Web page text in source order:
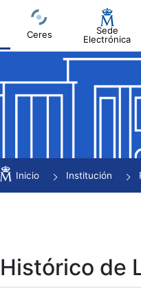
Ceres
Sede
Electrónica
Mostrar/Ocultar
Mostrar/Ocultar
Mostrar/Ocultar
Inicio Institución
Histórico de